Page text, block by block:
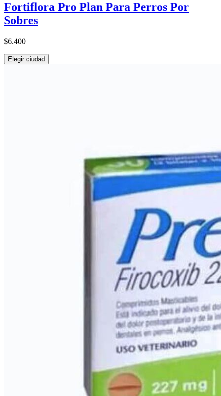
Fortiflora Pro Plan Para Perros Por
Sobres
$6.400
Elegir ciudad